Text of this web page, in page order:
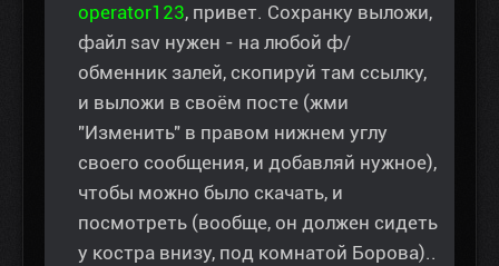
operator123, привет. Сохранку выложи,
файл sav нужен - на любой ф/
обменник залей, скопируй там ссылку,
и выложи в своём посте (жми
"Изменить" в правом нижнем углу
своего сообщения, и добавляй нужное),
чтобы можно было скачать, и
посмотреть (вообще, он должен сидеть
у костра внизу, под комнатой Борова)..